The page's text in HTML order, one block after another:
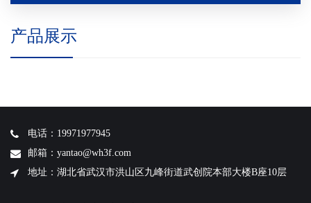
产品展示
电话：19971977945
邮箱：yantao@wh3f.com
地址：湖北省武汉市洪山区九峰街道武创院本部大楼B座10层